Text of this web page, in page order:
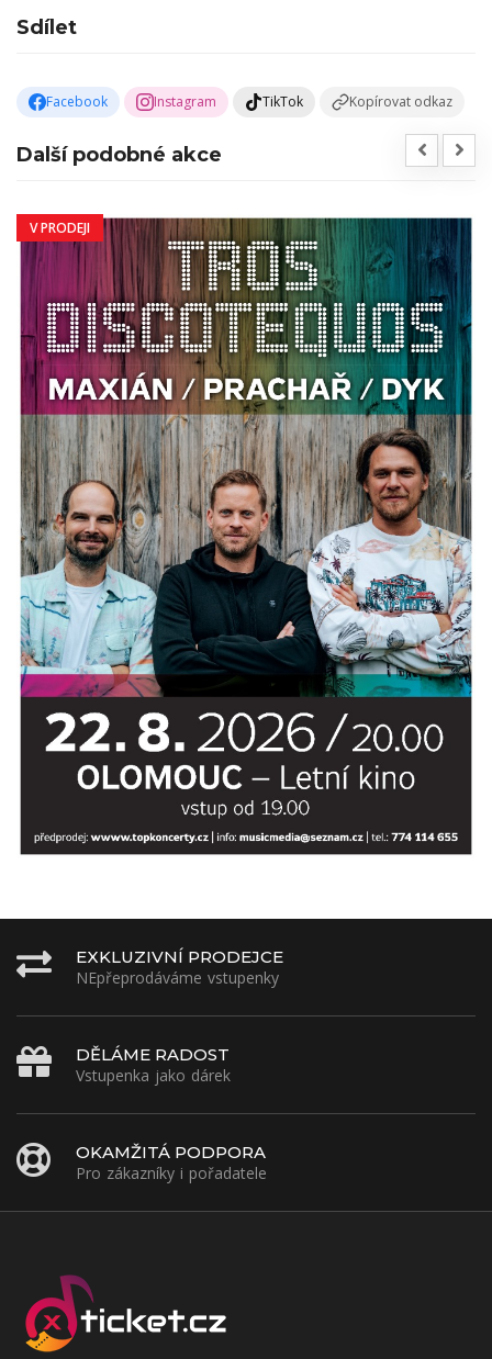
Sdílet
Facebook Instagram TikTok Kopírovat odkaz
Další podobné akce
V PRODEJI
EXKLUZIVNÍ PRODEJCE
NEpřeprodáváme vstupenky
DĚLÁME RADOST
Vstupenka jako dárek
OKAMŽITÁ PODPORA
Pro zákazníky i pořadatele